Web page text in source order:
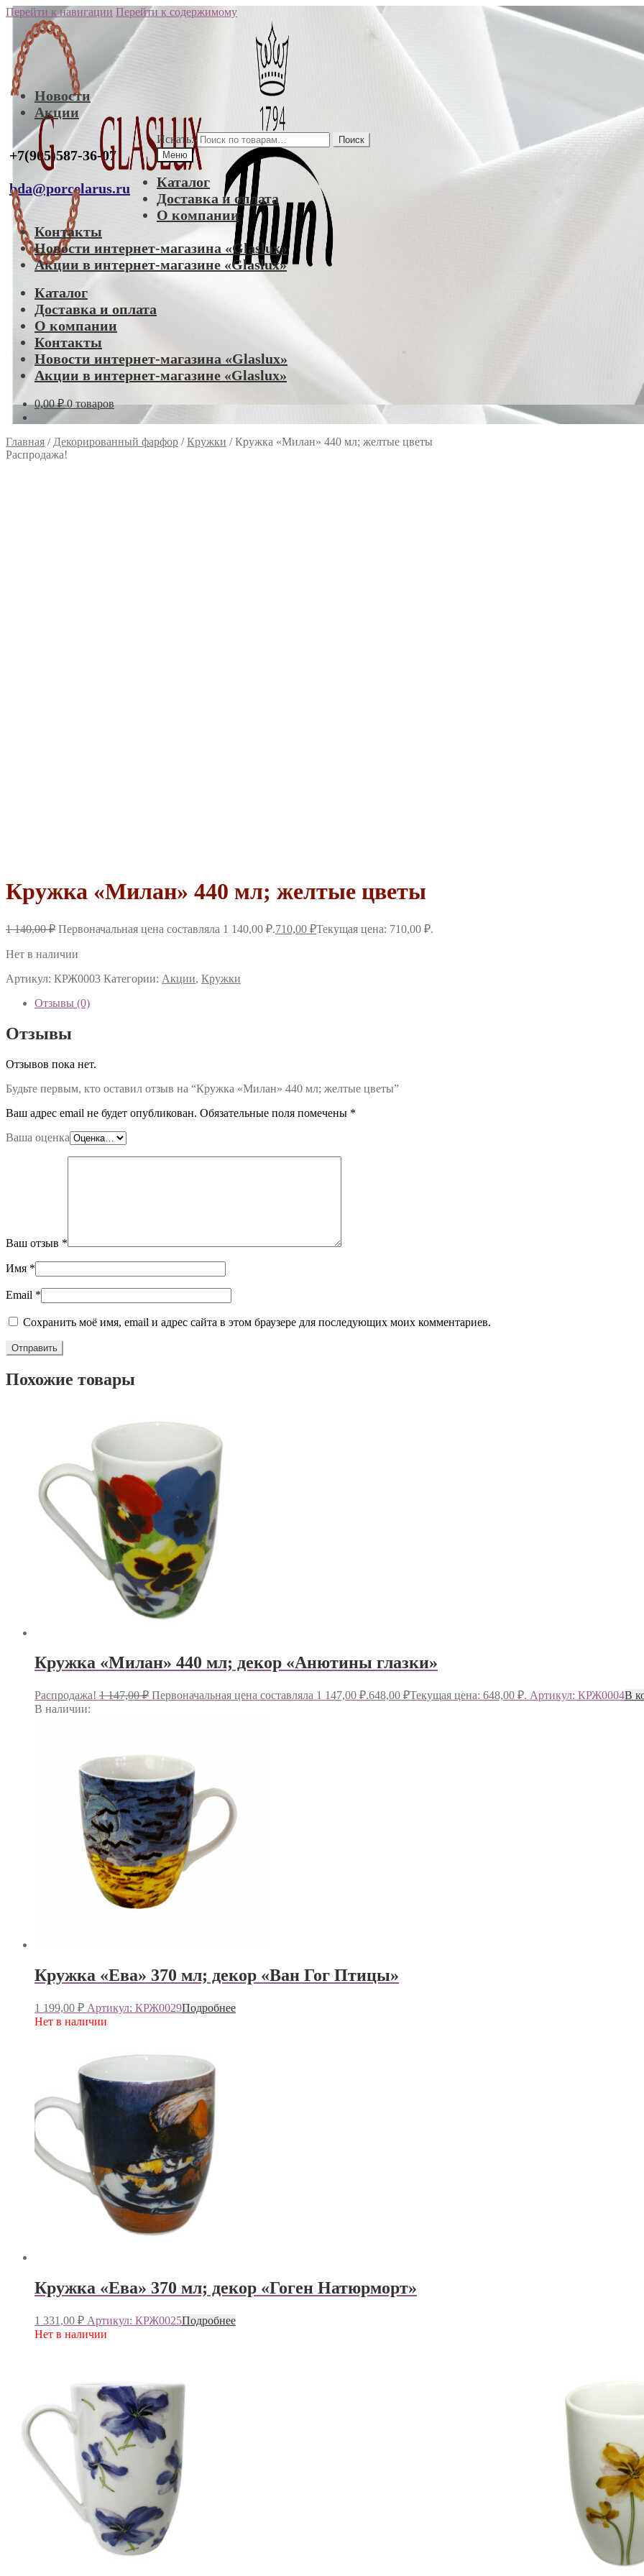
Перейти к навигации Перейти к содержимому
Новости
Акции
+7(905)587-36-07
bda@porcelarus.ru
Искать:
Поиск
Меню
Каталог
Доставка и оплата
О компании
Контакты
Новости интернет-магазина «Glaslux»
Акции в интернет-магазине «Glaslux»
Каталог
Доставка и оплата
О компании
Контакты
Новости интернет-магазина «Glaslux»
Акции в интернет-магазине «Glaslux»
0,00₽ 0 товаров
Главная / Декорированный фарфор /Кружки /Кружка «Милан» 440 мл; желтые цветы
Распродажа!
Кружка «Милан» 440 мл; желтые цветы
1 140,00₽ Первоначальная цена составляла 1 140,00 ₽.710,00 ₽Текущая цена: 710,00 ₽.
Нет в наличии
Артикул: КРЖ0003 Категории: Акции, Кружки
Отзывы (0)
Отзывы
Отзывов пока нет.
Будьте первым, кто оставил отзыв на “Кружка «Милан» 440 мл; желтые цветы”
Ваш адрес email не будет опубликован. Обязательные поля помечены *
Ваша оценка
Ваш отзыв *
Имя *
Email *
Сохранить моё имя, email и адрес сайта в этом браузере для последующих моих комментариев.
Похожие товары
Кружка «Милан» 440 мл; декор «Анютины глазки»
Распродажа! 1 147,00₽ Первоначальная цена составляла 1 147,00 ₽.648,00 ₽Текущая цена: 648,00 ₽. Артикул: КРЖ0004В
В наличии:
Кружка «Ева» 370 мл; декор «Ван Гог Птицы»
1 199,00 ₽ Артикул: КРЖ0029Подробнее
Нет в наличии
Кружка «Ева» 370 мл; декор «Гоген Натюрморт»
1 331,00 ₽ Артикул: КРЖ0025Подробнее
Нет в наличии